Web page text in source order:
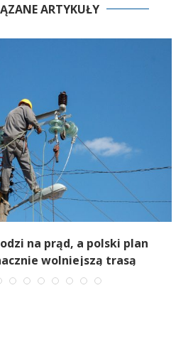
ARTYKUŁY
na prąd, a polski plan
wolniejszą trasą